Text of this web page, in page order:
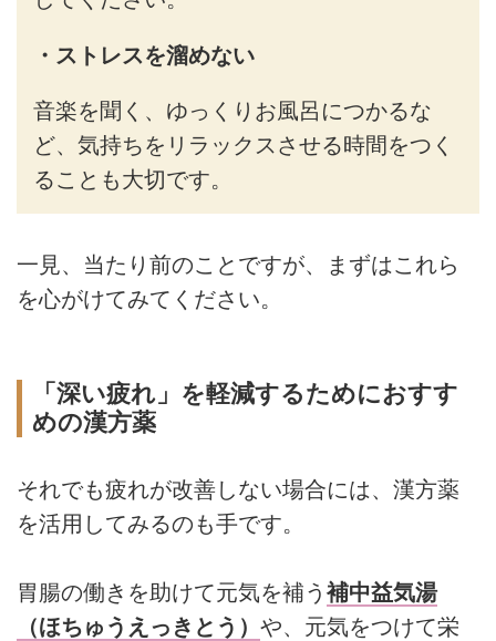
・ストレスを溜めない
音楽を聞く、ゆっくりお風呂につかるな
ど、気持ちをリラックスさせる時間をつく
ることも大切です。
一見、当たり前のことですが、まずはこれら
を心がけてみてください。
「深い疲れ」を軽減するためにおすす
めの漢方薬
それでも疲れが改善しない場合には、漢方薬
を活用してみるのも手です。
胃腸の働きを助けて元気を補う 補中益気湯
（ほちゅうえっきとう） や、元気をつけて栄